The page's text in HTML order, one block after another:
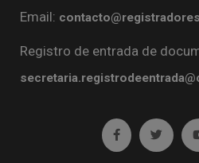
Email:
Registro de entrada de
Ir a facebook
Ir a